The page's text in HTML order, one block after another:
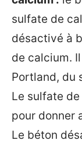
sulfate de
désactivé à
de calcium.
Portland, du
Le sulfate
pour donner
Le béton